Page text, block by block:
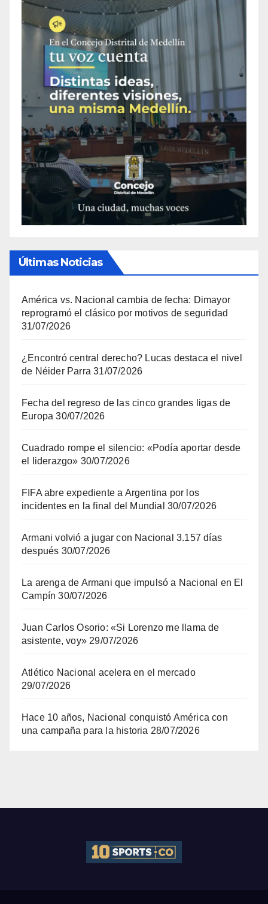
Últimas Noticias
América vs. Nacional cambia de fecha: Dimayor
reprogramó el clásico por motivos de seguridad
31/07/2026
¿Encontró central derecho? Lucas destaca el nivel
de Néider Parra 31/07/2026
Fecha del regreso de las cinco grandes ligas de
Europa 30/07/2026
Cuadrado rompe el silencio: «Podía aportar desde
el liderazgo» 30/07/2026
FIFA abre expediente a Argentina por los
incidentes en la final del Mundial 30/07/2026
Armani volvió a jugar con Nacional 3.157 días
después 30/07/2026
La arenga de Armani que impulsó a Nacional en El
Campín 30/07/2026
Juan Carlos Osorio: «Si Lorenzo me llama de
asistente, voy» 29/07/2026
Atlético Nacional acelera en el mercado
29/07/2026
Hace 10 años, Nacional conquistó América con
una campaña para la historia 28/07/2026